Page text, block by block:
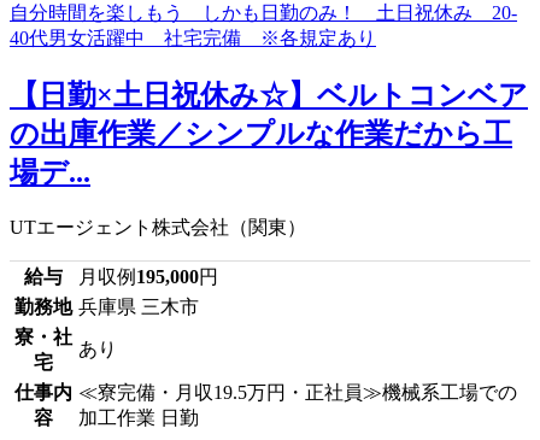
【日勤×土日祝休み☆】ベルトコンベア
の出庫作業／シンプルな作業だから工
場デ...
UTエージェント株式会社（関東）
給与 月収例 195,000円
勤務地 兵庫県 三木市
寮・社
宅
あり
仕事内
容
≪寮完備・月収19.5万円・正社員≫機械系工場での
加工作業 日勤